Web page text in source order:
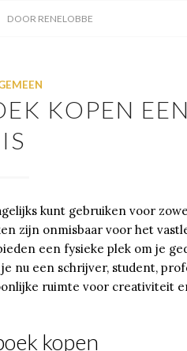
DOOR RENELOBBE
KOPEN
IS
kunt gebruiken voor
zijn onmisbaar voor het
een fysieke plek om je
nu een schrijver, student,
ruimte voor creativiteit
kopen